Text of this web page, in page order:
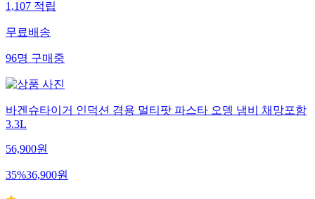
1,107적립
무료배송
96명구매중
바겐슈타이거 인덕션 겸용 멀티팟 파스타 오뎅 냄비 채망포함
3.3L
56,900원
35%36,900원